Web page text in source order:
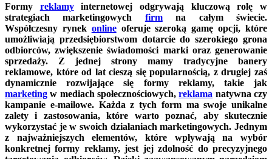
Formy reklamyinternetowej odgrywają kluczową rolę w
strategiach marketingowych firmna całym świecie.
Współczesny rynek onlineoferuje szeroką gamę opcji, które
umożliwiają przedsiębiorstwom dotarcie do szerokiego grona
odbiorców, zwiększenie świadomości marki oraz generowanie
sprzedaży. Z jednej strony mamy tradycyjne banery
reklamowe, które od lat cieszą się popularnością, z drugiej zaś
dynamicznie rozwijające się formy reklamy, takie jak
marketing w mediach społecznościowych,reklama natywna czy
kampanie e-mailowe. Każda z tych form ma swoje unikalne
zalety i zastosowania, które warto poznać, aby skutecznie
wykorzystać je w swoich działaniach marketingowych. Jednym
z najważniejszych elementów, które wpływają na wybór
konkretnej formy reklamy, jest jej zdolność do precyzyjnego